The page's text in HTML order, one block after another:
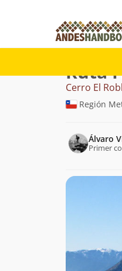
Ruta
Cerro El
Región
Álvaro
Primer